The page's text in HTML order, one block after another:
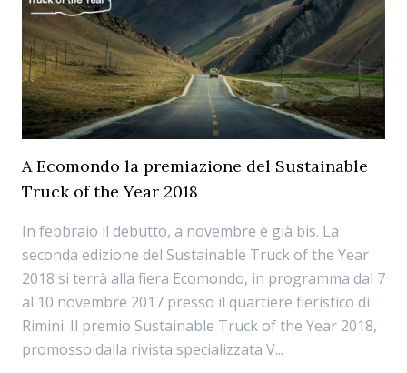
A Ecomondo la premiazione del Sustainable
Truck of the Year 2018
In febbraio il debutto, a novembre è già bis. La
seconda edizione del Sustainable Truck of the Year
2018 si terrà alla fiera Ecomondo, in programma dal 7
al 10 novembre 2017 presso il quartiere fieristico di
Rimini. Il premio Sustainable Truck of the Year 2018,
promosso dalla rivista specializzata V...